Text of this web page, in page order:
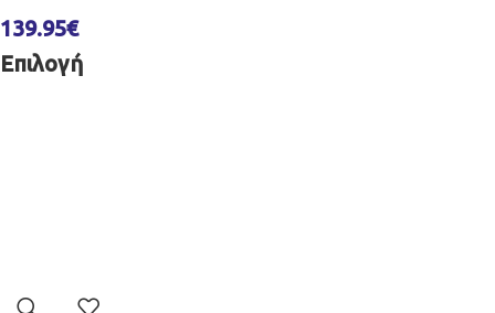
139.95€
Επιλογή